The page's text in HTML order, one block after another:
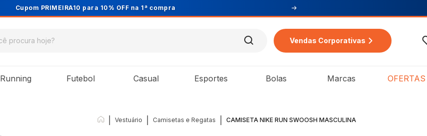
Cupom PRIMEIRA10 para 10% OFF na 1ª compra
Vendas Corporativas
Running Futebol Casual Esportes Bolas Marcas OFERTAS
Vestuário Camisetas e Regatas CAMISETA NIKE RUN SWOOSH MASCULINA